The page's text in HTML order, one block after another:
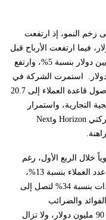
زخم النمو، إذ ارتفعت
لتصل إلى 325 مليون دولار، فيما ارتفعت الأرباح قبل
خصم الفوائد والضرائب والاستهلاكات 110 ملايين دولار بنسبة 5%، وارتفع
12% ليصل إلى 29 مليون دولار. استمرت الشركة في
الحفاظ على ريادتها في السوق العراقي مع وصول قاعدة العملاء إلى 20.7
التجارية، واستمرار
التوسع في الشبكة، والمساهمة القوية من شركتي Horizon وNext
خلال الربع الأول، رغم
استمرار تحديات بيئة التشغيل المعقدة، ارتفع عدد العملاء بنسبة 13%،
ليصل إلى 12.4 مليون عميل، فيما نمت الإيرادات بنسبة 34% لتصل إلى
والضرائب
والاستهلاكات EBITDA بنسبة 35% لتصل إلى 90 مليون دولار، ولا تزال